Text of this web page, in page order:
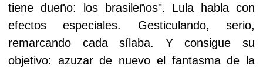
tiene dueño: los brasileños". Lula habla con
efectos especiales. Gesticulando, serio,
remarcando cada sílaba. Y consigue su
objetivo: azuzar de nuevo el fantasma de la